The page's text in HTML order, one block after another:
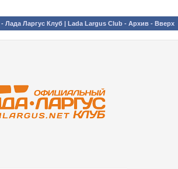
- Лада Ларгус Клуб | Lada Largus Club - Архив - Вверх